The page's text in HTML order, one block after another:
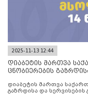
2025-11-13 12:44
დიაბეტის მართვა
ცნობიერების
დიაბეტის მართვა
გაზრდისა და სერვისების